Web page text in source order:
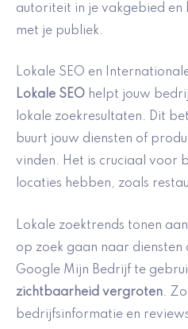
autoriteit in je vakgebied
met je publiek.
Lokale SEO en
Lokale SEO helpt jouw
lokale zoekresultaten. Dit
buurt jouw diensten of
vinden. Het is cruciaal voor
locaties hebben, zoals
Lokale zoektrends tonen
op zoek gaan naar diensten
Google Mijn Bedrijf te
zichtbaarheid vergroten.
bedrijfsinformatie en